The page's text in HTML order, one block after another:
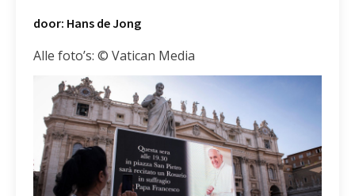
door: Hans de Jong
Alle foto’s: © Vatican Media